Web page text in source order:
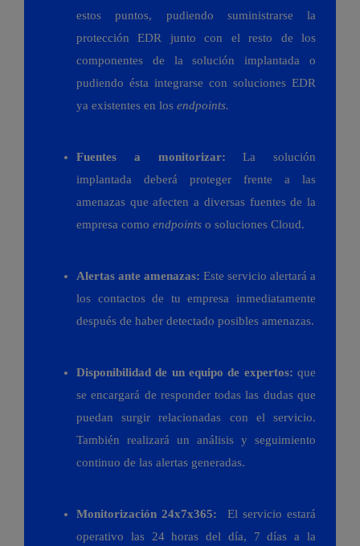
estos puntos, pudiendo suministrarse la
protección EDR junto con el resto de los
componentes de la solución implantada o
pudiendo ésta integrarse con soluciones EDR
ya existentes en los endpoints.
Fuentes a monitorizar: La solución
implantada deberá proteger frente a las
amenazas que afecten a diversas fuentes de la
empresa como endpoints o soluciones Cloud.
Alertas ante amenazas: Este servicio alertará a
los contactos de tu empresa inmediatamente
después de haber detectado posibles amenazas.
Disponibilidad de un equipo de expertos: que
se encargará de responder todas las dudas que
puedan surgir relacionadas con el servicio.
También realizará un análisis y seguimiento
continuo de las alertas generadas.
Monitorización 24x7x365: El servicio estará
operativo las 24 horas del día, 7 días a la